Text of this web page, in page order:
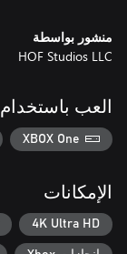
منشور بواسطة
HOF Studios LLC
العب باستخدام
XBOX One
الإمكانات
4K Ultra HD